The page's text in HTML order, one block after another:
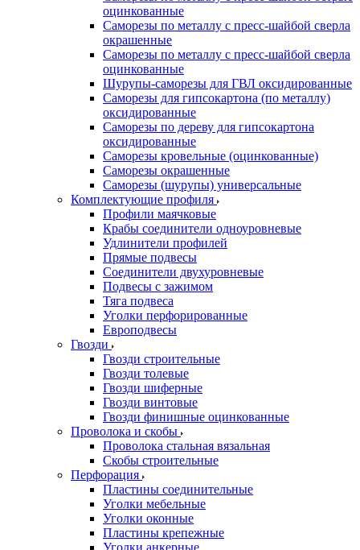
оцинкованные
Саморезы по металлу с пресс-шайбой сверла
окрашенные
Саморезы по металлу с пресс-шайбой сверла
оцинкованные
Шурупы-саморезы для ГВЛ оксидированные
Саморезы для гипсокартона (по металлу)
оксидированные
Саморезы по дереву для гипсокартона
оксидированные
Саморезы кровельные (оцинкованные)
Саморезы окрашенные
Саморезы (шурупы) универсальные
Комплектующие профиля
Профили маячковые
Крабы соединители одноуровневые
Удлинители профилей
Прямые подвесы
Соединители двухуровневые
Подвесы с зажимом
Тяга подвеса
Уголки перфорированные
Европодвесы
Гвозди
Гвозди строительные
Гвозди толевые
Гвозди шиферные
Гвозди винтовые
Гвозди финишные оцинкованные
Проволока и скобы
Проволока стальная вязальная
Скобы строительные
Перфорация
Пластины соединительные
Уголки мебельные
Уголки оконные
Пластины крепежные
Уголки анкерные